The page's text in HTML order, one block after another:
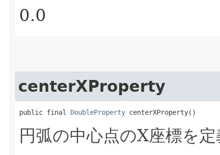
0.0
centerXProperty
public final DoubleProperty centerXProperty()
円弧の中心点のX座標を